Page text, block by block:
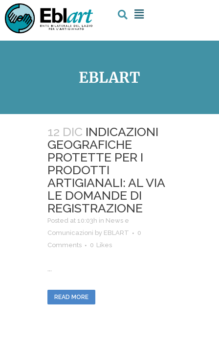
EBLART
12 DIC INDICAZIONI
GEOGRAFICHE
PROTETTE PER I
PRODOTTI
ARTIGIANALI: AL VIA
LE DOMANDE DI
REGISTRAZIONE
Posted at 10:03h in News e
Comunicazioni by EBLART
0
Comments
0 Likes
...
READ MORE